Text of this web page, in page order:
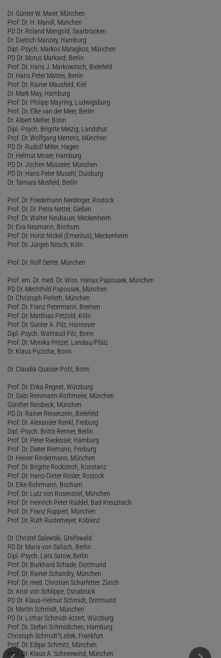
Dr. Günter W. Maier, München
Prof. Dr. H. Mandl, München
PD Dr. Roland Mangold, Saarbrücken
Dr. Dietrich Manzey, Hamburg
Dipl.-Psych. Markos Maragkos, München
PD Dr. Morus Markard, Berlin
Prof. Dr. Hans J. Markowitsch, Bielefeld
Dr. Hans Peter Mattes, Berlin
Prof. Dr. Rainer Mausfeld, Kiel
Dr. Mark May, Hamburg
Prof. Dr. Philipp Mayring, Ludwigsburg
Prof. Dr. Elke van der Meer, Berlin
Dr. Albert Melter, Bonn
Dipl.-Psych. Brigitte Melzig, Landshut
Prof. Dr. Wolfgang Mertens, München
PD Dr. Rudolf Miller, Hagen
Dr. Helmut Moser, Hamburg
PD Dr. Jochen Müsseler, München
PD Dr. Hans Peter Musahl, Duisburg
Dr. Tamara Musfeld, Berlin
Prof. Dr. Friedemann Nerdinger, Rostock
Prof. Dr. Dr. Petra Netter, Gießen
Prof. Dr. Walter Neubauer, Meckenheim
Dr. Eva Neumann, Bochum
Prof. Dr. Horst Nickel (Emeritus), Meckenheim
Prof. Dr. Jürgen Nitsch, Köln
Prof. Dr. Rolf Oerter, München
Prof. em. Dr. med. Dr. Wiss. Hanus Papousek, München
PD Dr. Mechthild Papousek, München
Dr. Christoph Perleth, München
Prof. Dr. Franz Petermann, Bremen
Prof. Dr. Matthias Petzold, Köln
Prof. Dr. Gunter A. Pilz, Hannover
Dipl.-Psych. Waltraud Pilz, Bonn
Prof. Dr. Monika Pritzel, Landau/Pfalz
Dr. Klaus Puzicha, Bonn
Dr. Claudia Quaiser-Pohl, Bonn
Prof. Dr. Erika Regnet, Würzburg
Dr. Gabi Reinmann-Rothmeier, München
Günther Reisbeck, München
PD Dr. Rainer Reisenzein, Bielefeld
Prof. Dr. Alexander Renkl, Freiburg
Dipl.-Psych. Britta Renner, Berlin
Prof. Dr. Peter Riedesser, Hamburg
Prof. Dr. Dieter Riemann, Freiburg
Dr. Heiner Rindermann, München
Prof. Dr. Brigitte Rockstroh, Konstanz
Prof. Dr. Hans-Dieter Rösler, Rostock
Dr. Elke Rohrmann, Bochum
Prof. Dr. Lutz von Rosenstiel, München
Prof. Dr. Heinrich Peter Rüddel, Bad Kreuznach
Prof. Dr. Franz Ruppert, München
Prof. Dr. Ruth Rustemeyer, Koblenz
Dr. Christel Salewski, Greifswald
PD Dr. Maria von Salisch, Berlin
Dipl.-Psych. Lars Satow, Berlin
Prof. Dr. Burkhard Schade, Dortmund
Prof. Dr. Rainer Schandry, München
Prof. Dr. med. Christian Scharfetter, Zürich
Dr. Arist von Schlippe, Osnabrück
PD Dr. Klaus-Helmut Schmidt, Dortmund
Dr. Martin Schmidt, München
PD Dr. Lothar Schmidt-Atzert, Würzburg
Prof. Dr. Stefan Schmidtchen, Hamburg
Christoph Schmidt?Lellek, Frankfurt
Prof. Dr. Edgar Schmitz, München
Prof. Dr. Klaus A. Schneewind, München